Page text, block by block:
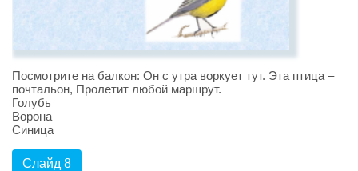
Посмотрите на балкон: Он с утра воркует тут. Эта птица –
почтальон, Пролетит любой маршрут.
Голубь
Ворона
Синица
Слайд 8